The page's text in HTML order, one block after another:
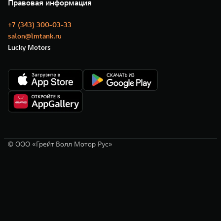
Моторные масла
Правовая информация
+7 (343) 300-03-33
salon@lmtank.ru
Lucky Motors
© ООО «Грейт Волл Мотор Рус»